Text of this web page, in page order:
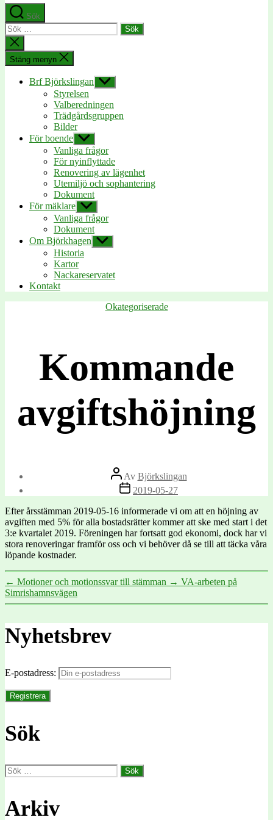
Sök
Sök
efter:
Stäng
sökningen
Stäng menyn
Brf Björkslingan Visa
undermeny
Styrelsen
Valberedningen
Trädgårdsgruppen
Bilder
För boende Visa
undermeny
Vanliga frågor
För nyinflyttade
Renovering av lägenhet
Utemiljö och sophantering
Dokument
För mäklare Visa
undermeny
Vanliga frågor
Dokument
Om Björkhagen Visa
undermeny
Historia
Kartor
Nackareservatet
Kontakt
Kategorier
Okategoriserade
Kommande
avgiftshöjning
Inläggsförfattare
Av Björkslingan
Inläggsdatum
2019-05-27
Efter årsstämman 2019-05-16 informerade vi om att en höjning av
avgiften med 5% för alla bostadsrätter kommer att ske med start i det
3:e kvartalet 2019. Föreningen har fortsatt god ekonomi, dock har vi
stora renoveringar framför oss och vi behöver då se till att täcka våra
löpande kostnader.
← Motioner och motionssvar till stämman → VA-arbeten på
Simrishamnsvägen
Nyhetsbrev
E-postadress:
Sök
Sök
efter:
Arkiv